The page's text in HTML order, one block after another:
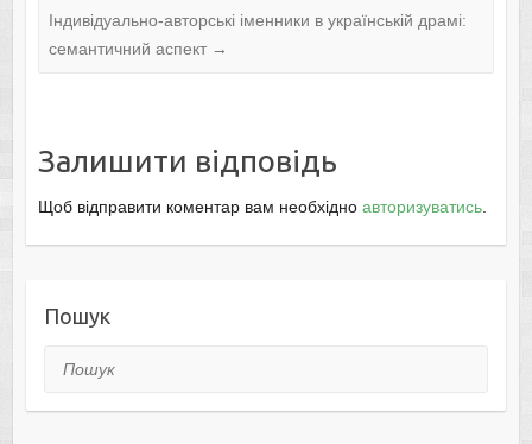
Індивідуально-авторські іменники в українській драмі:
семантичний аспект →
Залишити відповідь
Щоб відправити коментар вам необхідно авторизуватись.
Пошук
Пошук